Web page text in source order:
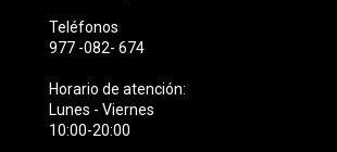
Teléfonos
977 -082- 674
Horario de atención:
Lunes - Viernes
10:00-20:00